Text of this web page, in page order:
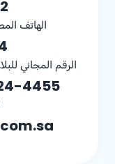
الهاتف
الرقم المجاني
4455